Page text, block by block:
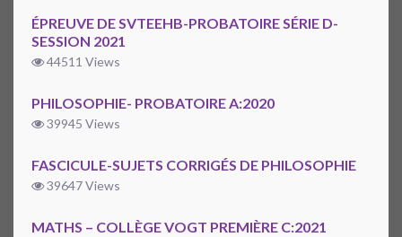
ÉPREUVE DE SVTEEHB-PROBATOIRE SÉRIE D-
SESSION 2021
44511 Views
PHILOSOPHIE- PROBATOIRE A:2020
39945 Views
FASCICULE-SUJETS CORRIGÉS DE PHILOSOPHIE
39647 Views
MATHS – COLLÈGE VOGT PREMIÈRE C:2021